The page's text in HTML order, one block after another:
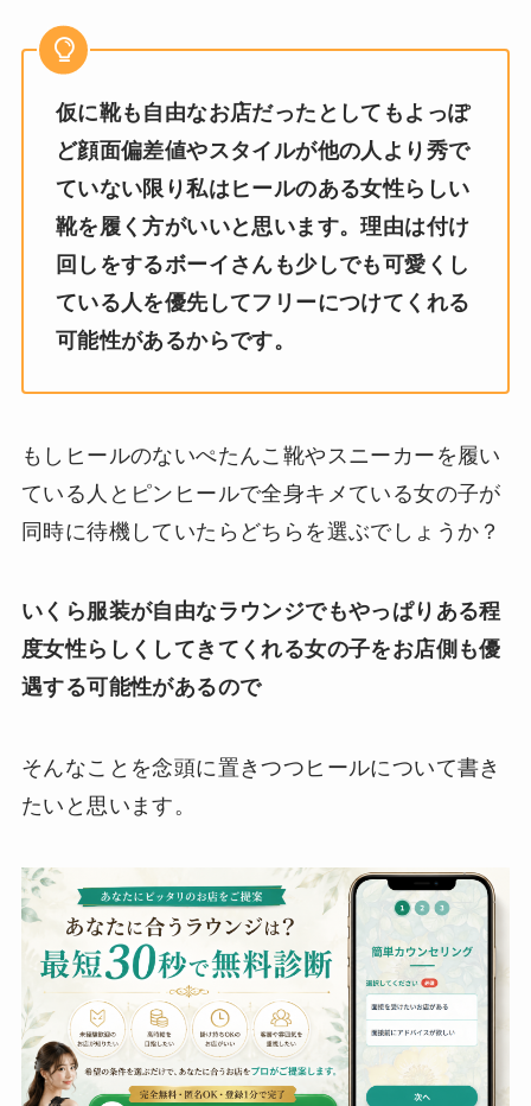
仮に靴も自由なお店だったとしてもよっぽ
ど顔面偏差値やスタイルが他の人より秀で
ていない限り私はヒールのある女性らしい
靴を履く方がいいと思います。理由は付け
回しをするボーイさんも少しでも可愛くし
ている人を優先してフリーにつけてくれる
可能性があるからです。
もしヒールのないぺたんこ靴やスニーカーを履い
ている人とピンヒールで全身キメている女の子が
同時に待機していたらどちらを選ぶでしょうか？
いくら服装が自由なラウンジでもやっぱりある程
度女性らしくしてきてくれる女の子をお店側も優
遇する可能性があるので
そんなことを念頭に置きつつヒールについて書き
たいと思います。